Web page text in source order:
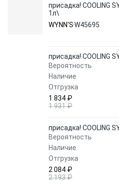
присадка! COOLING
1л\
WYNN'SW45695
присадка! COOLING
Вероятность
Наличие
Отгрузка
1 834 ₽
1 931 ₽
присадка! COOLING
Вероятность
Наличие
Отгрузка
2 084 ₽
2 193 ₽